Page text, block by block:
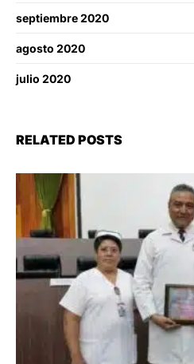
septiembre 2020
agosto 2020
julio 2020
RELATED POSTS